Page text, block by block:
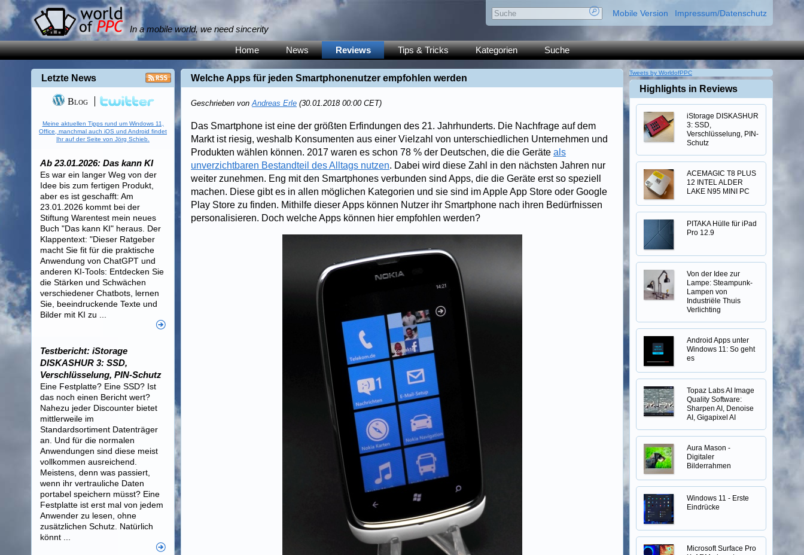
In a mobile world, we need sincerity
Mobile Version Impressum/Datenschutz
Home News Reviews Tips & Tricks Kategorien Suche
Welche Apps für jeden Smartphonenutzer empfohlen werden
Geschrieben vonAndreas Erle (30.01.2018 00:00 CET)
Das Smartphone ist eine der größten Erfindungen des 21. Jahrhunderts. Die Nachfrage auf dem
Markt ist riesig, weshalb Konsumenten aus einer Vielzahl von unterschiedlichen Unternehmen und
Produkten wählen können. 2017 waren es schon 78 % der Deutschen, die die Geräte als
unverzichtbaren Bestandteil des Alltags nutzen. Dabei wird diese Zahl in den nächsten Jahren nur
weiter zunehmen. Eng mit den Smartphones verbunden sind Apps, die die Geräte erst so speziell
machen. Diese gibt es in allen möglichen Kategorien und sie sind im Apple App Store oder Google
Play Store zu finden. Mithilfe dieser Apps können Nutzer ihr Smartphone nach ihren Bedürfnissen
personalisieren. Doch welche Apps können hier empfohlen werden?
Letzte News
Blog
Meine aktuellen Tipps rund um Windows 11,
Office, manchmal auch iOS und Android findet
Ihr auf der Seite von Jörg Schieb.
Ab 23.01.2026: Das kann KI
Es war ein langer Weg von der
Idee bis zum fertigen Produkt,
aber es ist geschafft: Am
23.01.2026 kommt bei der
Stiftung Warentest mein neues
Buch "Das kann KI" heraus. Der
Klappentext: "Dieser Ratgeber
macht Sie fit für die praktische
Anwendung von ChatGPT und
anderen KI-Tools: Entdecken Sie
die Stärken und Schwächen
verschiedener Chatbots, lernen
Sie, beeindruckende Texte und
Bilder mit KI zu ...
Testbericht: iStorage
DISKASHUR 3: SSD,
Verschlüsselung, PIN-Schutz
Eine Festplatte? Eine SSD? Ist
das noch einen Bericht wert?
Nahezu jeder Discounter bietet
mittlerweile im
Standardsortiment Datenträger
an. Und für die normalen
Anwendungen sind diese meist
vollkommen ausreichend.
Meistens, denn was passiert,
wenn ihr vertrauliche Daten
portabel speichern müsst? Eine
Festplatte ist erst mal von jedem
Anwender zu lesen, ohne
zusätzlichen Schutz. Natürlich
könnt ...
Tweets by WorldofPPC
Highlights in Reviews
iStorage DISKASHUR
3: SSD,
Verschlüsselung, PIN-
Schutz
ACEMAGIC T8 PLUS
12 INTEL ALDER
LAKE N95 MINI PC
PITAKA Hülle für iPad
Pro 12.9
Von der Idee zur
Lampe: Steampunk-
Lampen von
Industriële Thuis
Verlichting
Android Apps unter
Windows 11: So geht
es
Topaz Labs AI Image
Quality Software:
Sharpen AI, Denoise
AI, Gigapixel AI
Aura Mason -
Digitaler
Bilderrahmen
Windows 11 - Erste
Eindrücke
Microsoft Surface Pro